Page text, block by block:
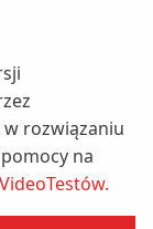
w rozwiązaniu
na